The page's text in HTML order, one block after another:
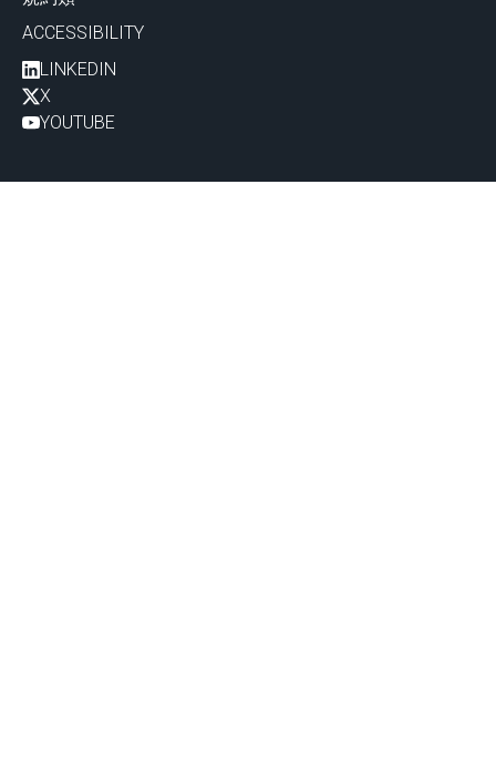
ACCESSIBILITY
LINKEDIN
X
YOUTUBE